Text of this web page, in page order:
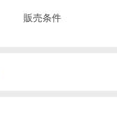
販売条件